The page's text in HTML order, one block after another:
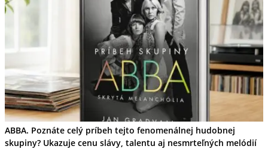
Kaviarne
Kultúra a tradície
Kúpele
Šport a agroturistika
Školstvo
Ekonomika obchod a doprava
Košický kraj
Tipy
Výlet
Turistika
Cyklistika
Hrady
Podujatia
ABBA. Poznáte celý príbeh tejto fenomenálnej hudobnej
skupiny? Ukazuje cenu slávy, talentu aj nesmrteľných melódií